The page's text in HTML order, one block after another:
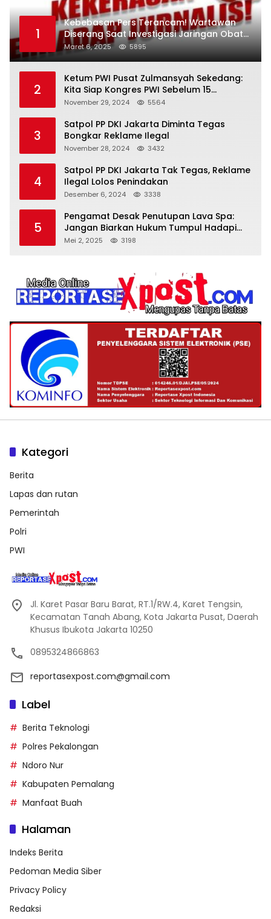
1
Kebebasan Pers Terancam! Wartawan
Diserang Saat Investigasi Jaringan Obat
Terlarang
Maret 6, 2025 5895
2
Ketum PWI Pusat Zulmansyah Sekedang:
Kita Siap Kongres PWI Sebelum 15
Desember 2024
November 29, 2024 5564
3
Satpol PP DKI Jakarta Diminta Tegas
Bongkar Reklame Ilegal
November 28, 2024 3432
4
Satpol PP DKI Jakarta Tak Tegas, Reklame
Ilegal Lolos Penindakan
Desember 6, 2024 3338
5
Pengamat Desak Penutupan Lava Spa:
Jangan Biarkan Hukum Tumpul Hadapi
‘Spa Berkedok
Mei 2, 2025 3198
Kategori
Berita
Lapas dan rutan
Pemerintah
Polri
PWI
Jl. Karet Pasar Baru Barat, RT.1/RW.4, Karet Tengsin,
Kecamatan Tanah Abang, Kota Jakarta Pusat, Daerah
Khusus Ibukota Jakarta 10250
0895324866863
reportasexpost.com@gmail.com
Label
Berita Teknologi
Polres Pekalongan
Ndoro Nur
Kabupaten Pemalang
Manfaat Buah
Halaman
Indeks Berita
Pedoman Media Siber
Privacy Policy
Redaksi